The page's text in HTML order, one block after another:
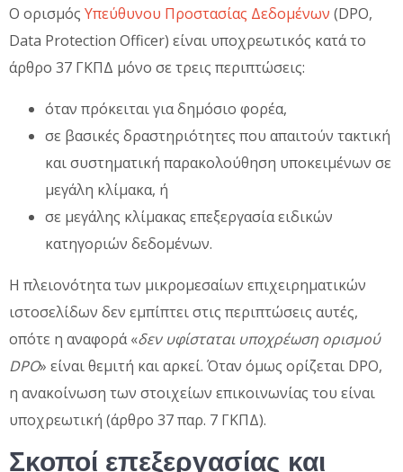
Ο ορισμός Υπεύθυνου Προστασίας Δεδομένων (DPO,
Data Protection Officer) είναι υποχρεωτικός κατά το
άρθρο 37 ΓΚΠΔ μόνο σε τρεις περιπτώσεις:
όταν πρόκειται για δημόσιο φορέα,
σε βασικές δραστηριότητες που απαιτούν τακτική
και συστηματική παρακολούθηση υποκειμένων σε
μεγάλη κλίμακα, ή
σε μεγάλης κλίμακας επεξεργασία ειδικών
κατηγοριών δεδομένων.
Η πλειονότητα των μικρομεσαίων επιχειρηματικών
ιστοσελίδων δεν εμπίπτει στις περιπτώσεις αυτές,
οπότε η αναφορά «δεν υφίσταται υποχρέωση ορισμού
DPO» είναι θεμιτή και αρκεί. Όταν όμως ορίζεται DPO,
η ανακοίνωση των στοιχείων επικοινωνίας του είναι
υποχρεωτική (άρθρο 37 παρ. 7 ΓΚΠΔ).
Σκοποί επεξεργασίας και